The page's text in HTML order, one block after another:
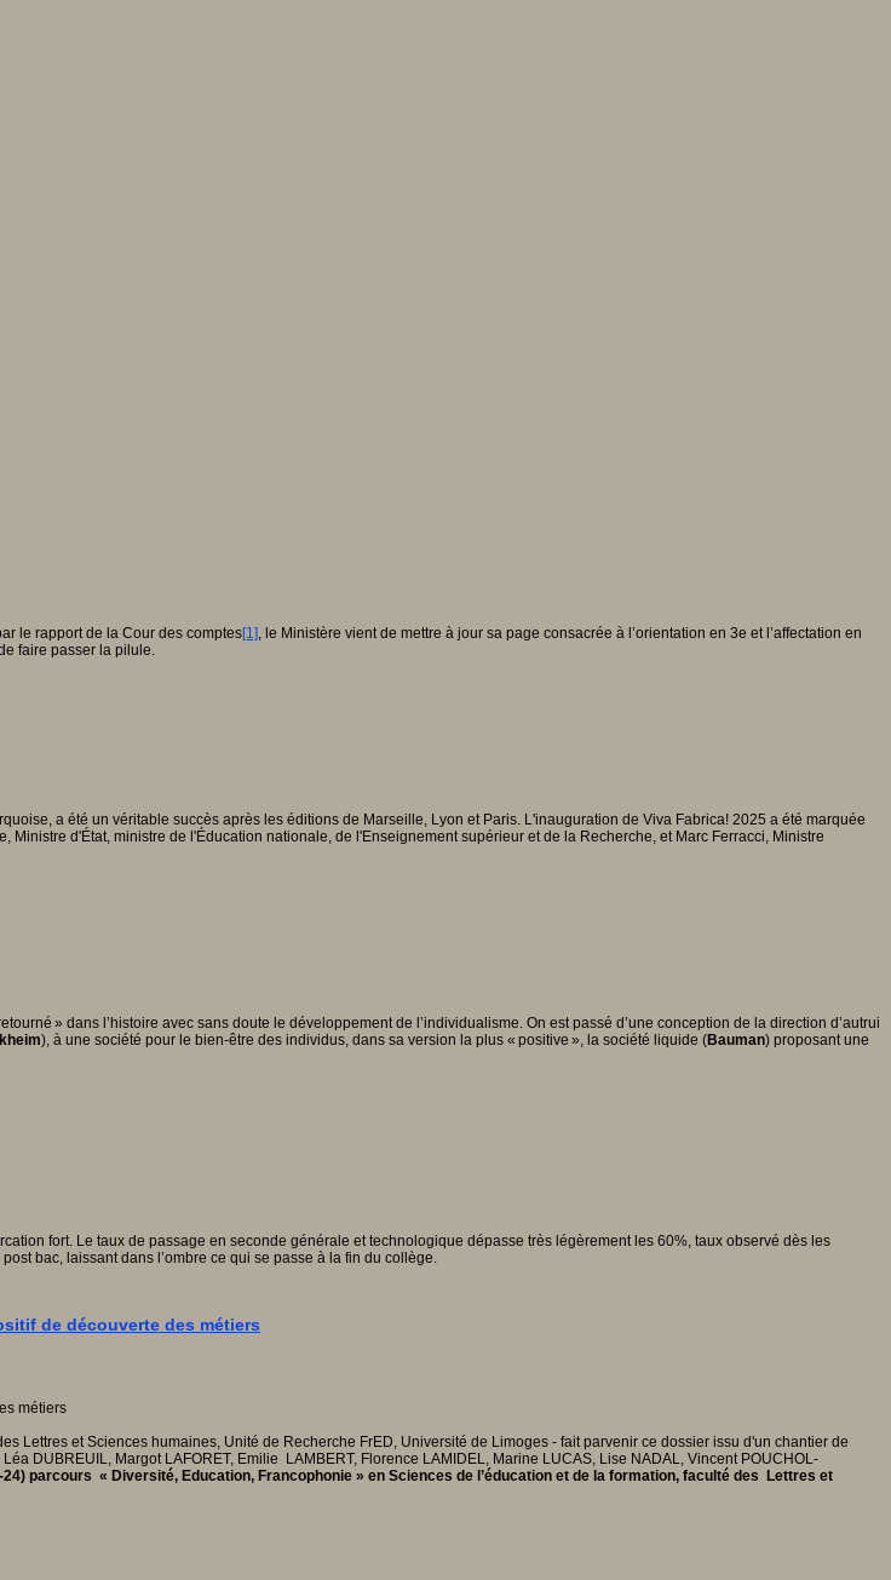
le rapport de la Cour des comptes[1], le Ministère vient de mettre à jour sa page consacrée à l’orientation en 3e et l’affectation en
faire passer la pilule.
a été un véritable succès après les éditions de Marseille, Lyon et Paris. L'inauguration de Viva Fabrica! 2025 a été marquée
d'État, ministre de l'Éducation nationale, de l'Enseignement supérieur et de la Recherche, et Marc Ferracci, Ministre
» dans l’histoire avec sans doute le développement de l’individualisme. On est passé d’une conception de la direction d’autrui
), à une société pour le bien-être des individus, dans sa version la plus « positive », la société liquide (Bauman) proposant une
fort. Le taux de passage en seconde générale et technologique dépasse très légèrement les 60%, taux observé dès les
bac, laissant dans l’ombre ce qui se passe à la fin du collège.
de découverte des métiers
Lettres et Sciences humaines, Unité de Recherche FrED, Université de Limoges - fait parvenir ce dossier issu d'un chantier de
DUBREUIL, Margot LAFORET, Emilie LAMBERT, Florence LAMIDEL, Marine LUCAS, Lise NADAL, Vincent POUCHOL-
24) parcours « Diversité, Education, Francophonie » en Sciences de l’éducation et de la formation, faculté des Lettres et